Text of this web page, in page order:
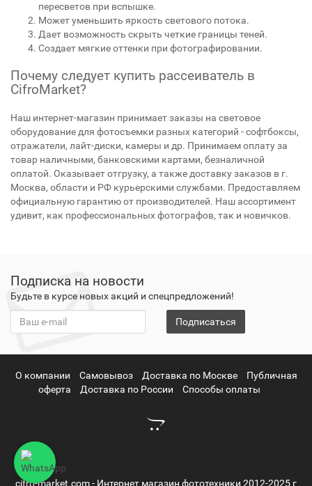
пересветов при вспышке.
Может уменьшить яркость светового потока.
Дает возможность скрыть четкие границы теней.
Создает мягкие оттенки при фотографировании.
Почему следует купить рассеиватель в
CifroMarket?
Наш интернет-магазин принимает заказы на световое
оборудование для фотосъемки разных категорий - софтбоксы,
отражатели, лайт-диски, камеры и др. Принимаем оплату за
товар наличными, банковскими картами, безналичной
оплатой. Оказывает отгрузку, а также доставку заказов в г.
Москва, области и РФ курьерскими службами. Предоставляем
официальную гарантию от производителей. Наш ассортимент
удивит, как профессиональных фотографов, так и новичков.
Подписка на новости
Будьте в курсе новых акций и спецпредложений!
Подписаться
О компании Самовывоз Доставка по Москве
Публичная
оферта
Доставка по России Способы оплаты
cifro-market.com - Интернет магазин фототехники 2012-2025 г